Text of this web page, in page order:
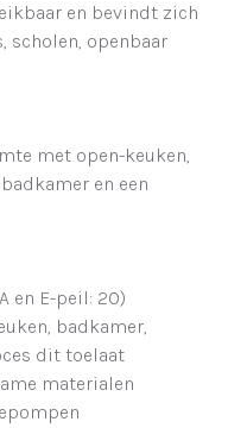
en bevindt zich
scholen, openbaar
met open-keuken,
en een
en E-peil: 20)
badkamer,
dit toelaat
materialen